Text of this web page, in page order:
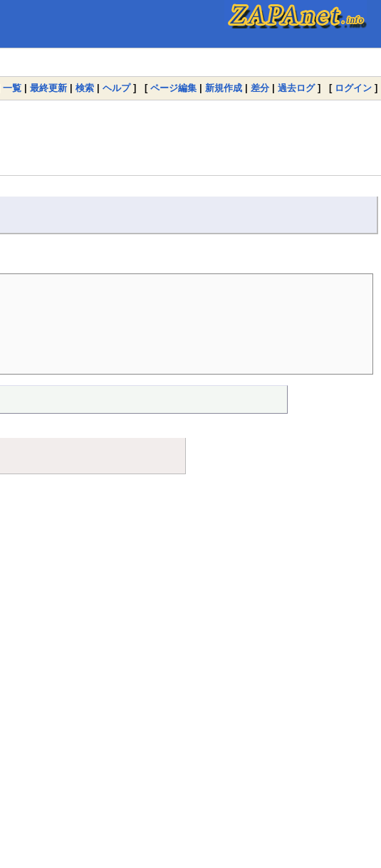
一覧 | 最終更新 | 検索 | ヘルプ] [ ページ編集 | 新規作成 | 差分 | 過去ログ] [ ログイン ]